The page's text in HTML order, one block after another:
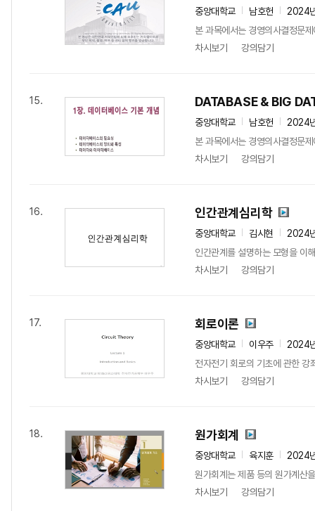
중앙대학교 남호헌
2024
본 과목에서는 경영의사결정문
차시보기
강의담기
15. DATABASE & BIG
중앙대학교 남호헌
2024
본 과목에서는 경영의사결정문
차시보기
강의담기
16. 인간관계심리학
중앙대학교 김시현
2024
인간관계를 설명하는 모형을 이
차시보기
강의담기
17. 회로이론
중앙대학교 이우주
2024
전자전기 회로의 기초에 관한
차시보기
강의담기
18. 원가회계
중앙대학교 육지훈
2024
원가회계는 제품 등의 원가계산
차시보기
강의담기